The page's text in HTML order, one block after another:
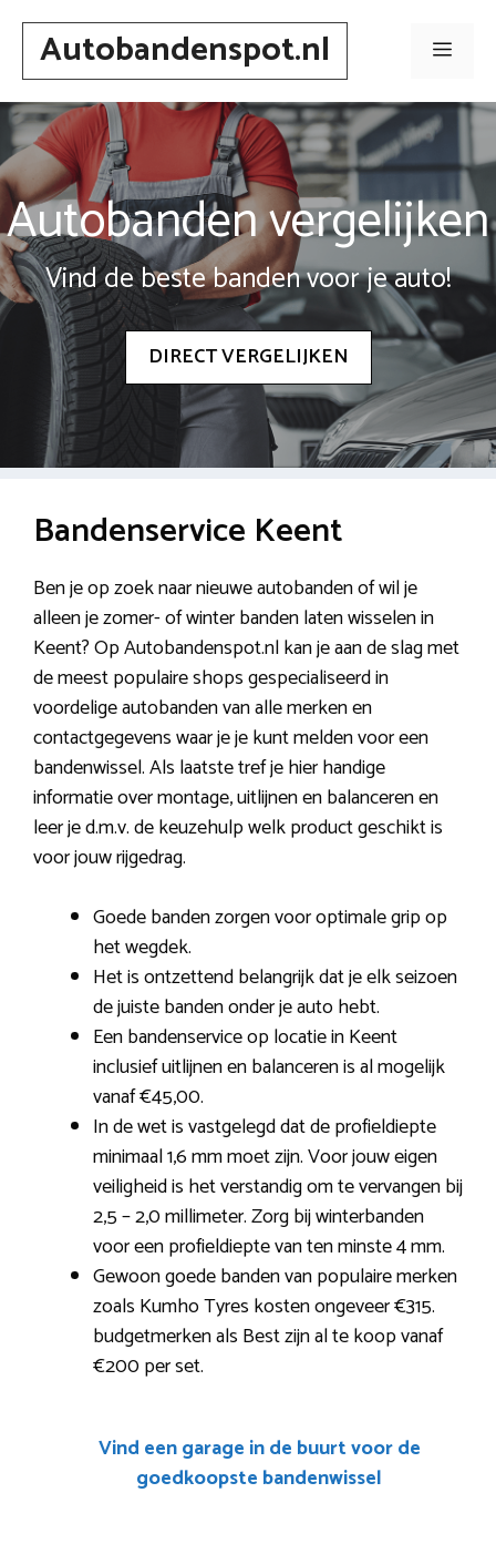
Spring
inhoudAutobandenspot.nl Menu
Autobanden vergelijken
Vind de beste banden voor je auto!
DIRECT VERGELIJKEN
Bandenservice Keent
Ben je op zoek naar nieuwe autobanden of wil je
alleen je zomer- of winter banden laten wisselen in
Keent? Op Autobandenspot.nl kan je aan de slag met
de meest populaire shops gespecialiseerd in
voordelige autobanden van alle merken en
contactgegevens waar je je kunt melden voor een
bandenwissel. Als laatste tref je hier handige
informatie over montage, uitlijnen en balanceren en
leer je d.m.v. de keuzehulp welk product geschikt is
voor jouw rijgedrag.
Goede banden zorgen voor optimale grip op
het wegdek.
Het is ontzettend belangrijk dat je elk seizoen
de juiste banden onder je auto hebt.
Een bandenservice op locatie in Keent
inclusief uitlijnen en balanceren is al mogelijk
vanaf €45,00.
In de wet is vastgelegd dat de profieldiepte
minimaal 1,6 mm moet zijn. Voor jouw eigen
veiligheid is het verstandig om te vervangen bij
2,5 – 2,0 millimeter. Zorg bij winterbanden
voor een profieldiepte van ten minste 4 mm.
Gewoon goede banden van populaire merken
zoals Kumho Tyres kosten ongeveer €315.
budgetmerken als Best zijn al te koop vanaf
€200 per set.
Vind een garage in de buurt voor de
goedkoopste bandenwissel